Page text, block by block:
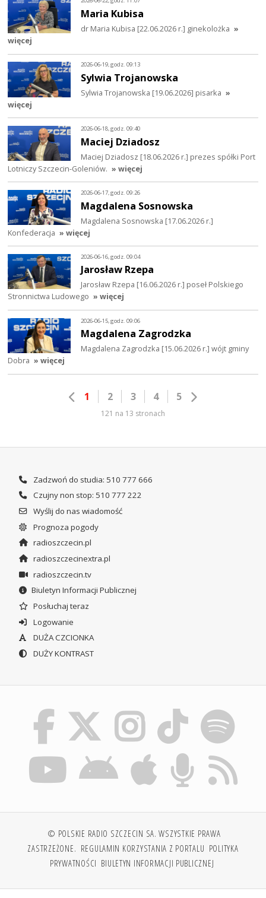
Maria Kubisa
dr Maria Kubisa [22.06.2026 r.] ginekolożka »
więcej
2026-06-19, godz. 09:13
Sylwia Trojanowska
Sylwia Trojanowska [19.06.2026] pisarka »
więcej
2026-06-18, godz. 09:40
Maciej Dziadosz
Maciej Dziadosz [18.06.2026 r.] prezes spółki Port
Lotniczy Szczecin-Goleniów. » więcej
2026-06-17, godz. 09:26
Magdalena Sosnowska
Magdalena Sosnowska [17.06.2026 r.]
Konfederacja » więcej
2026-06-16, godz. 09:04
Jarosław Rzepa
Jarosław Rzepa [16.06.2026 r.] poseł Polskiego
Stronnictwa Ludowego » więcej
2026-06-15, godz. 09:06
Magdalena Zagrodzka
Magdalena Zagrodzka [15.06.2026 r.] wójt gminy
Dobra » więcej
1 2 3 4 5
121 na 13 stronach
Zadzwoń do studia: 510 777 666
Czujny non stop: 510 777 222
Wyślij do nas wiadomość
Prognoza pogody
radioszczecin.pl
radioszczecinextra.pl
radioszczecin.tv
Biuletyn Informacji Publicznej
Posłuchaj teraz
Logowanie
DUŻA CZCIONKA
DUŻY KONTRAST
© POLSKIE RADIO SZCZECIN SA. WSZYSTKIE PRAWA
ZASTRZEŻONE. REGULAMIN KORZYSTANIA Z PORTALU POLITYKA
PRYWATNOŚCI BIULETYN INFORMACJI PUBLICZNEJ